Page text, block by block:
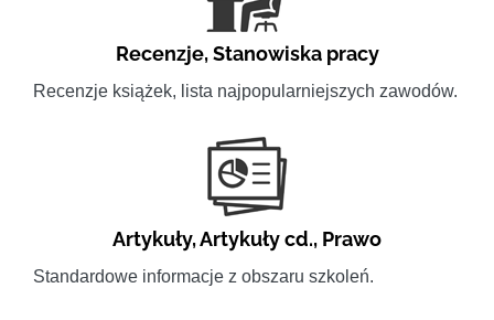
Recenzje,Stanowiska pracy
Recenzje książek, lista najpopularniejszych zawodów.
Artykuły,Artykuły cd., Prawo
Standardowe informacje z obszaru szkoleń.